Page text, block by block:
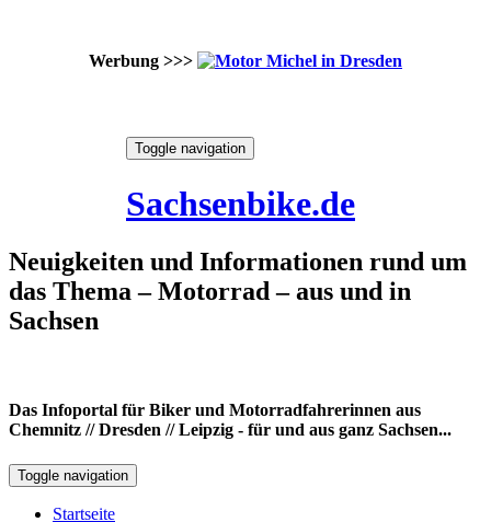
Werbung >>>
Toggle navigation
Sachsenbike.de
Neuigkeiten und Informationen rund um
das Thema – Motorrad – aus und in
Sachsen
Das Infoportal für Biker und Motorradfahrerinnen aus
Chemnitz // Dresden // Leipzig - für und aus ganz Sachsen...
Toggle navigation
Startseite